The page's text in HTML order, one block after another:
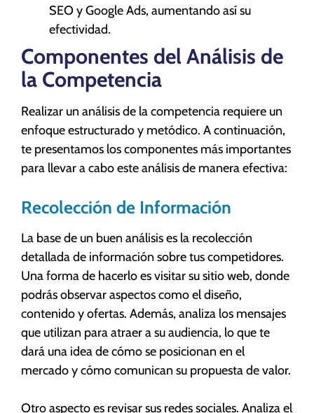
SEO y Google Ads, aumentando así su
efectividad.
Componentes del Análisis de
la Competencia
Realizar un análisis de la competencia requiere un
enfoque estructurado y metódico. A continuación,
te presentamos los componentes más importantes
para llevar a cabo este análisis de manera efectiva:
Recolección de Información
La base de un buen análisis es la recolección
detallada de información sobre tus competidores.
Una forma de hacerlo es visitar su sitio web, donde
podrás observar aspectos como el diseño,
contenido y ofertas. Además, analiza los mensajes
que utilizan para atraer a su audiencia, lo que te
dará una idea de cómo se posicionan en el
mercado y cómo comunican su propuesta de valor.
Otro aspecto es revisar sus redes sociales. Analiza el